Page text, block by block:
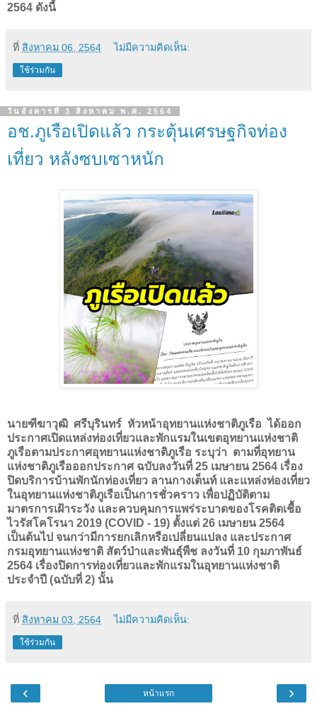
2564 ดังนี้
ที่ สิงหาคม 06, 2564 ไม่มีความคิดเห็น:
ใช้ร่วมกัน
วันอังคารที่ 3 สิงหาคม พ.ศ. 2564
อช.ภูเรือเปิดแล้ว กระตุ้นเศรษฐกิจท่อง
เที่ยว หลังซบเซาหนัก
นายฑีฆาวุฒิ ศรีบุรินทร์ หัวหน้าอุทยานแห่งชาติภูเรือ ได้ออก
ประกาศเปิดแหล่งท่องเที่ยวและพักแรมในเขตอุทยานแห่งชาติ
ภูเรือตามประกาศอุทยานแห่งชาติภูเรือ ระบุว่า ตามที่อุทยาน
แห่งชาติภูเรือออกประกาศ ฉบับลงวันที่ 25 เมษายน 2564 เรื่อง
ปิดบริการบ้านพักนักท่องเที่ยว ลานกางเต็นท์ และแหล่งท่องเที่ยว
ในอุทยานแห่งชาติภูเรือเป็นการชั่วคราว เพื่อปฏิบัติตาม
มาตรการเฝ้าระวัง และควบคุมการแพร่ระบาดของโรคติดเชื้อ
ไวรัสโคโรนา 2019 (COVID - 19) ตั้งแต่ 26 เมษายน 2564
เป็นต้นไป จนกว่ามีการยกเลิกหรือเปลี่ยนแปลง และประกาศ
กรมอุทยานแห่งชาติ สัตว์ป่าและพันธุ์พืช ลงวันที่ 10 กุมภาพันธ์
2564 เรื่องปิดการท่องเที่ยวและพักแรมในอุทยานแห่งชาติ
ประจำปี (ฉบับที่ 2) นั้น
ที่ สิงหาคม 03, 2564 ไม่มีความคิดเห็น:
ใช้ร่วมกัน
‹ ›
หน้าแรก